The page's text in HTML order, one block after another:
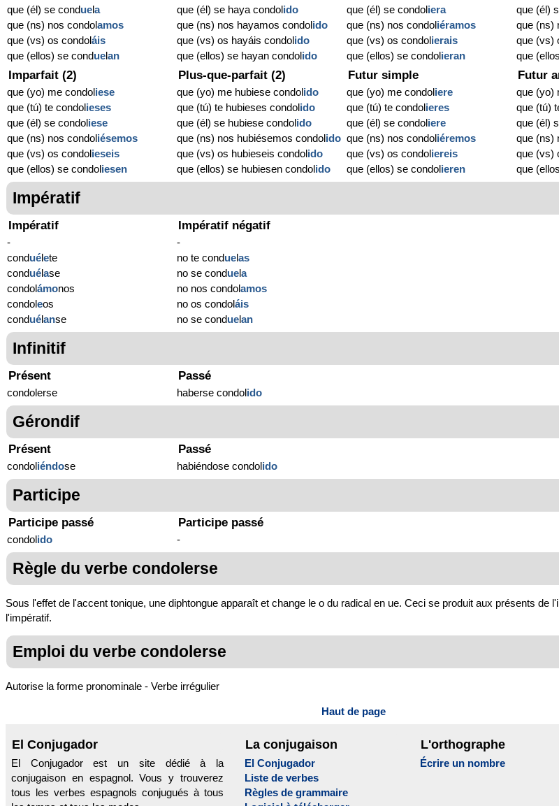
que (él) se conduela
que (ns) nos condolamos
que (vs) os condoláis
que (ellos) se conduelan
que (él) se haya condolido
que (ns) nos hayamos condolido
que (vs) os hayáis condolido
que (ellos) se hayan condolido
que (él) se condoliera
que (ns) nos condoliéramos
que (vs) os condolierais
que (ellos) se condolieran
que (él)
que (ns)
que (vs)
que
Imparfait (2)
que (yo) me condoliese
que (tú) te condolieses
que (él) se condoliese
que (ns) nos condoliésemos
que (vs) os condolieseis
que (ellos) se condoliesen
Plus-que-parfait (2)
que (yo) me hubiese condolido
que (tú) te hubieses condolido
que (él) se hubiese condolido
que (ns) nos hubiésemos condolido
que (vs) os hubieseis condolido
que (ellos) se hubiesen condolido
Futur simple
que (yo) me condoliere
que (tú) te condolieres
que (él) se condoliere
que (ns) nos condoliéremos
que (vs) os condoliereis
que (ellos) se condolieren
Futur
que (yo)
que (tú)
que (él)
que (ns)
que (vs)
que
Impératif
Impératif
-
conduélete
conduélase
condolámonos
condoleos
conduélanse
Impératif négatif
-
no te conduelas
no se conduela
no nos condolamos
no os condoláis
no se conduelan
Infinitif
Présent
condolerse
Passé
haberse condolido
Gérondif
Présent
condoliéndose
Passé
habiéndose condolido
Participe
Participe passé
condolido
Participe passé
-
Règle du verbe condolerse
Sous l'effet de l'accent tonique, une diphtongue apparaît et change le o du radical en ue. Ceci se produit aux présents de
l'impératif.
Emploi du verbe condolerse
Autorise la forme pronominale - Verbe irrégulier
Haut de page
El Conjugador
El Conjugador est un site dédié à la
conjugaison en espagnol. Vous y trouverez
tous les verbes espagnols conjugués à tous
La conjugaison
El Conjugador
Liste de verbes
Règles de grammaire
L'orthographe
Écrire un nombre